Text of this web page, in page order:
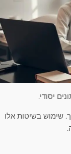
יסודי.
שימוש בשיטות אלו